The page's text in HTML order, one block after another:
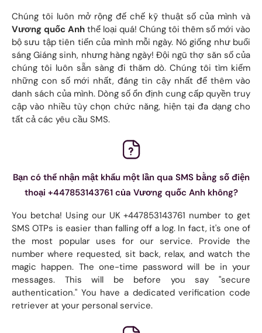
Chúng tôi luôn mở rộng đế chế kỹ thuật số của mình và
Vương quốc Anh thể loại quá! Chúng tôi thêm số mới vào
bộ sưu tập tiên tiến của mình mỗi ngày. Nó giống như buổi
sáng Giáng sinh, nhưng hàng ngày! Đội ngũ thợ săn số của
chúng tôi luôn sẵn sàng đi thăm dò. Chúng tôi tìm kiếm
những con số mới nhất, đáng tin cậy nhất để thêm vào
danh sách của mình. Dòng số ổn định cung cấp quyền truy
cập vào nhiều tùy chọn chức năng, hiện tại đa dạng cho
tất cả các yêu cầu SMS.
Bạn có thể nhận mật khẩu một lần qua SMS bằng số điện
thoại +447853143761 của Vương quốc Anh không?
You betcha! Using our UK +447853143761 number to get
SMS OTPs is easier than falling off a log. In fact, it's one of
the most popular uses for our service. Provide the
number where requested, sit back, relax, and watch the
magic happen. The one-time password will be in your
messages. This will be before you say "secure
authentication." You have a dedicated verification code
retriever at your personal service.